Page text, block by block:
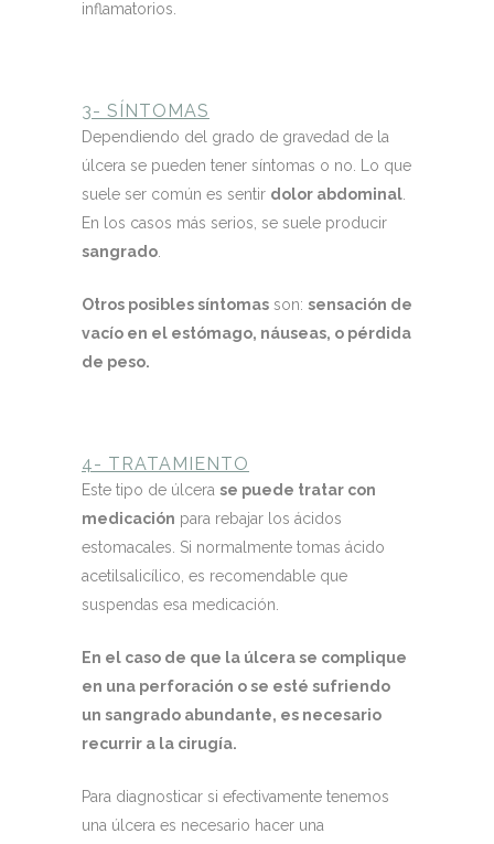
inflamatorios.
3- SÍNTOMAS
Dependiendo del grado de gravedad de la
úlcera se pueden tener síntomas o no. Lo que
suele ser común es sentir dolor abdominal
En los casos más serios, se suele producir
sangrado
Otros posibles síntomas son: sensación de
vacío en el estómago, náuseas, o pérdida
de peso.
4- TRATAMIENTO
Este tipo de úlcera se puede tratar con
medicación para rebajar los ácidos
estomacales. Si normalmente tomas ácido
acetilsalicílico, es recomendable que
suspendas esa medicación.
En el caso de que la úlcera se complique
en una perforación o se esté sufriendo
un sangrado abundante, es necesario
recurrir a la cirugía.
Para diagnosticar si efectivamente tenemos
una úlcera es necesario hacer una